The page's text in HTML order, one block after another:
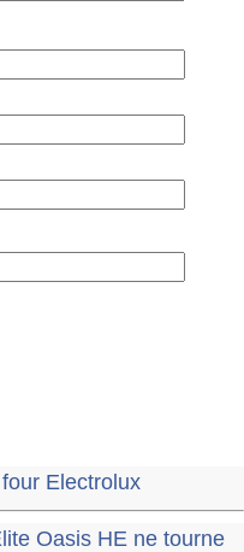
Electrolux
Oasis HE ne tourne